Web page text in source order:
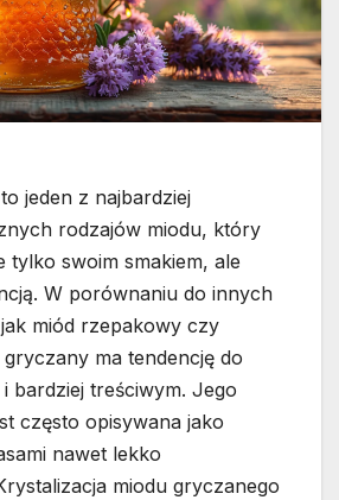
jeden z najbardziej
rodzajów miodu, który
tylko swoim smakiem, ale
W porównaniu do innych
miód rzepakowy czy
ma tendencję do
bardziej treściwym. Jego
często opisywana jako
nawet lekko
miodu gryczanego